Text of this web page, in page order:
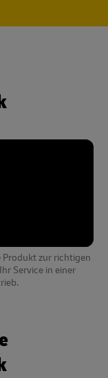
zur richtigen
Service in einer